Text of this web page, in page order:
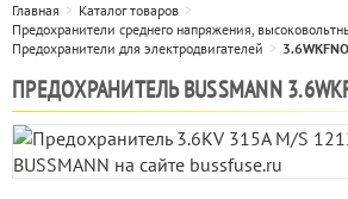
Главная
Каталог товаров
Предохранители среднего напряжения,
Предохранители для электродвигателей
ПРЕДОХРАНИТЕЛЬ BUSSMANN